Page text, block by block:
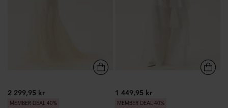
2 299,95 kr
MEMBER DEAL 40%
1 449,95 kr
MEMBER DEAL 40%